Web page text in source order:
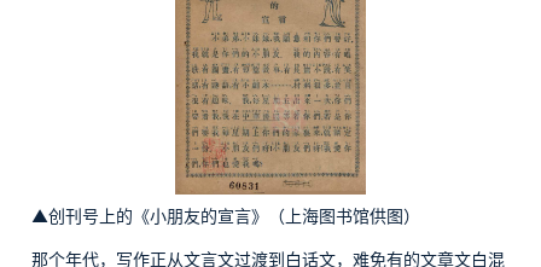
▲创刊号上的《小朋友的宣言》（上海图书馆供图）
那个年代，写作正从文言文过渡到白话文，难免有的文章文白混